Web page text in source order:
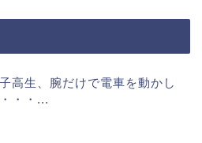
高生、腕だけで電車を動かし
・・...